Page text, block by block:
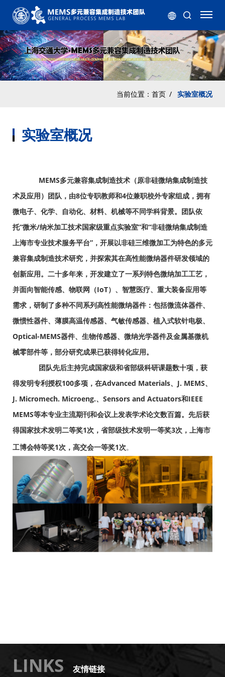
当前位置： 首页 / 实验室概况
实验室概况
MEMS多元兼容集成制造技术（原非硅微纳集成制造技
术及应用）团队，由8位专职教师和4位兼职校外专家组成，拥有
微电子、化学、自动化、材料、机械等不同学科背景。团队依
托“微米/纳米加工技术国家级重点实验室”和“非硅微纳集成制造
上海市专业技术服务平台”，开展以非硅三维微加工为特色的多元
兼容集成制造技术研究，并探索其在高性能微纳器件研发领域的
创新应用。二十多年来，开发建立了一系列特色微纳加工工艺，
并面向智能传感、物联网（IoT）、智慧医疗、 重大装备应用等
需求，研制了多种不同系列高性能微纳器件：包括微流体器件、
微惯性器件、薄膜高温传感器、气敏传感器、 植入式软针电极、
Optical-MEMS器件、生物传感器、微纳光学器件及金属基微机
械零部件等，部分研究成果已获得转化应用。
团队先后主持完成国家级和省部级科研课题数十项，获
得发明专利授权100多项，在Advanced Materials、J. MEMS、
J. Micromech. Microeng.、Sensors and Actuators和IEEE
MEMS等本专业主流期刊和会议上发表学术论文数百篇。先后获
得国家技术发明二等奖1次，省部级技术发明一等奖3次，上海市
工博会特等奖1次， 高交会一等奖1次。
LINKS 友情链接